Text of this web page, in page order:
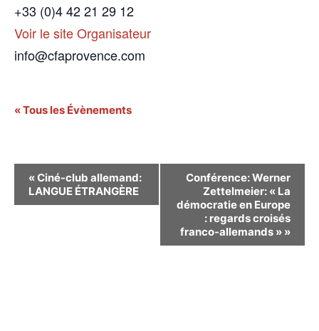
+33 (0)4 42 21 29 12
Voir le site Organisateur
info@cfaprovence.com
« Tous les Évènements
Navigation
Évènement
«Ciné-club allemand:
LANGUE ÉTRANGÈRE
Conférence: Werner
Zettelmeier: « La
démocratie en Europe
: regards croisés
franco-allemands » »